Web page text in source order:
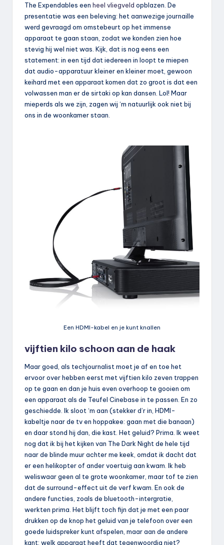
The Expendables een heel vliegveld opblazen. De
presentatie was een beleving: het aanwezige journaille
werd gevraagd om omstebeurt op het immense
apparaat te gaan staan, zodat we konden zien hoe
stevig hij wel niet was. Kijk, dat is nog eens een
statement: in een tijd dat iedereen in loopt te miepen
dat audio-apparatuur kleiner en kleiner moet, gewoon
keihard met een apparaat komen dat zo groot is dat een
volwassen man er de sirtaki op kan dansen. Lol! Maar
mieperds als we zijn, zagen wij ‘m natuurlijk ook niet bij
ons in de woonkamer staan.
Een HDMI-kabel en je kunt knallen
vijftien kilo schoon aan de haak
Maar goed, als techjournalist moet je af en toe het
ervoor over hebben eerst met vijftien kilo zeven trappen
op te gaan en dan je huis even overhoop te gooien om
een apparaat als de Teufel Cinebase in te passen. En zo
geschiedde. Ik sloot ‘m aan (stekker d’r in, HDMI-
kabeltje naar de tv en hoppakee: gaan met die banaan)
en daar stond hij dan, die kast. Het geluid? Prima. Ik weet
nog dat ik bij het kijken van The Dark Night de hele tijd
naar de blinde muur achter me keek, omdat ik dacht dat
er een helikopter of ander voertuig aan kwam. Ik heb
weliswaar geen al te grote woonkamer, maar tof te zien
dat de surround-effect uit de verf kwam. En ook de
andere functies, zoals de bluetooth-intergratie,
werkten prima. Het blijft toch fijn dat je met een paar
drukken op de knop het geluid van je telefoon over een
goede luidspreker kunt afspelen, maar aan de andere
kant: welk apparaat heeft dat tegenwoordig niet?